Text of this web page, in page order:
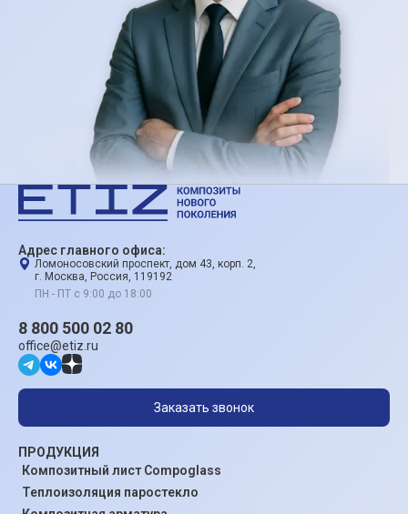
Адрес главного офиса:
Ломоносовский проспект, дом 43, корп. 2,
г. Москва, Россия, 119192
ПН - ПТ с 9:00 до 18:00
ПРОДУКЦИЯ
Композитный лист Compoglass
Теплоизоляция паростекло
8 800 500 02 80
office@etiz.ru
Заказать звонок